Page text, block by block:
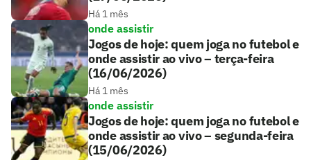
Há 1 mês
onde assistir
Jogos de hoje: quem joga no futebol e
onde assistir ao vivo – terça-feira
(16/06/2026)
Há 1 mês
onde assistir
Jogos de hoje: quem joga no futebol e
onde assistir ao vivo – segunda-feira
(15/06/2026)